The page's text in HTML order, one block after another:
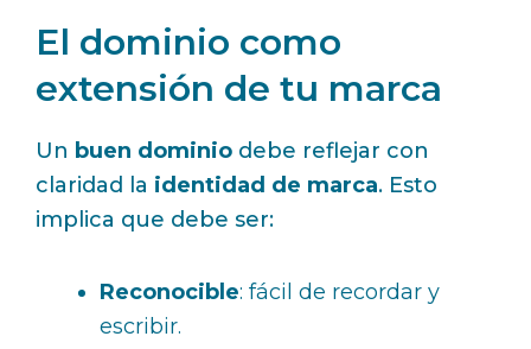
El dominio como
extensión de tu marca
Un buen dominio debe reflejar con
claridad la identidad de marca. Esto
implica que debe ser:
Reconocible: fácil de recordar y
escribir.